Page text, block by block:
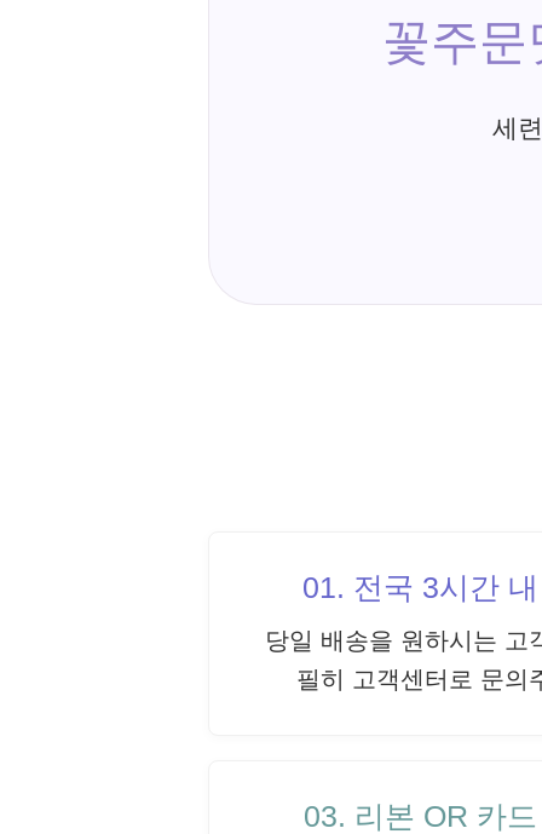
꽃주
세
01. 전국 3시간
당일 배송을 원하시는 고
필히 고객센터로 문의
03. 리본 OR 카